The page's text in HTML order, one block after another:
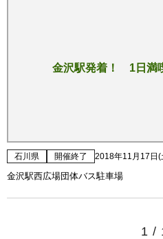
金沢駅発着！ 1日満
石川県 開催終了 2018年11月17日(
金沢駅西広場団体バス駐車場
1 /